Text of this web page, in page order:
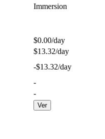
Immersion
$0.00/day
$13.32/day
-$13.32/day
-
-
Ver